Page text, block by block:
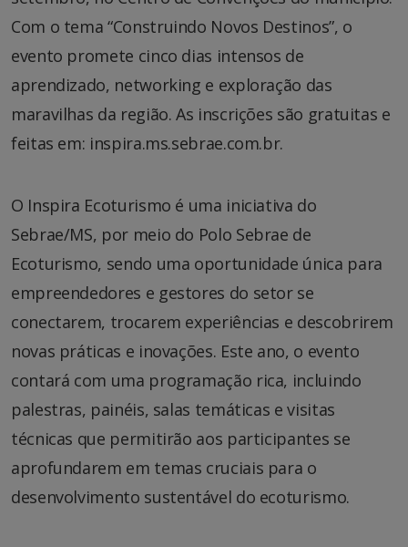
Com o tema “Construindo Novos Destinos”, o
evento promete cinco dias intensos de
aprendizado, networking e exploração das
maravilhas da região. As inscrições são gratuitas e
feitas em: inspira.ms.sebrae.com.br.
O Inspira Ecoturismo é uma iniciativa do
Sebrae/MS, por meio do Polo Sebrae de
Ecoturismo, sendo uma oportunidade única para
empreendedores e gestores do setor se
conectarem, trocarem experiências e descobrirem
novas práticas e inovações. Este ano, o evento
contará com uma programação rica, incluindo
palestras, painéis, salas temáticas e visitas
técnicas que permitirão aos participantes se
aprofundarem em temas cruciais para o
desenvolvimento sustentável do ecoturismo.